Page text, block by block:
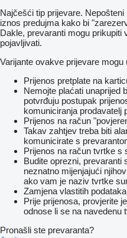
Najčešći tip prijevare.
iznos predujma kako bi
Dakle, prevaranti mogu prikupiti
pojavljivati.
Varijante ovakve prijevare mogu
Prijenos pretplate na
Nemojte plaćati unaprijed
potvrđuju postupak
komuniciranja prodavatelj
Prijenos na račun
Takav zahtjev treba biti
komunicirate s
Prijenos na račun tvrtke s
Budite oprezni, prevaranti
neznatno mijenjajući
ako vam je naziv tvrtke
Zamjena vlastitih
Prije prijenosa, provjerite
odnose li se na navedenu
Pronašli ste prevaranta?